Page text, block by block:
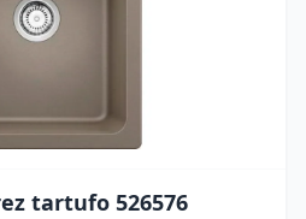
tartufo 526576